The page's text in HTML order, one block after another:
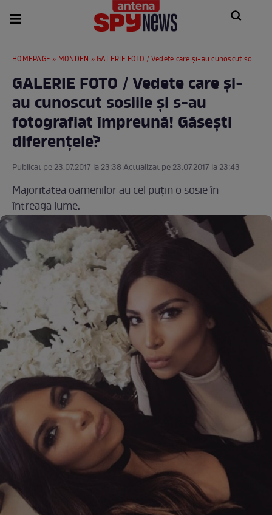
HOMEPAGE » MONDEN » GALERIE FOTO / Vedete care și-au cunoscut sosiile și s-au fotografiat împreună! Găsești diferențele?
GALERIE FOTO / Vedete care și-
au cunoscut sosiile și s-au
fotografiat împreună! Găsești
diferențele?
Publicat pe 23.07.2017 la 23:38 Actualizat pe 23.07.2017 la 23:43
Majoritatea oamenilor au cel puțin o sosie în
întreaga lume.